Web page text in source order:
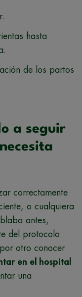
hasta
de los partos
a seguir
correctamente
o cualquiera
antes,
del protocolo
otro conocer
en el hospital
una